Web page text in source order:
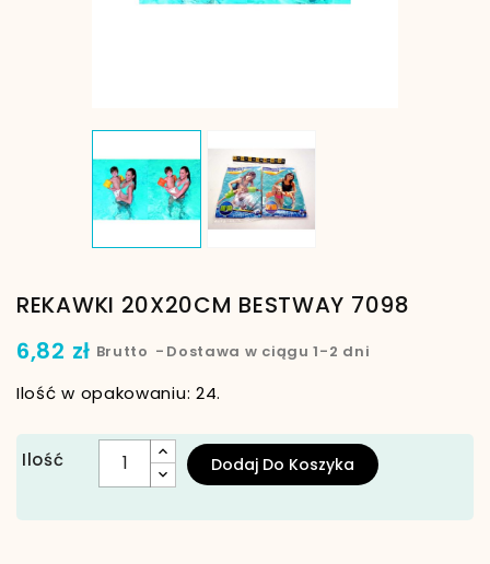
REKAWKI 20X20CM BESTWAY 7098
6,82 zł Brutto Dostawa w ciągu 1-2 dni
Ilość w opakowaniu: 24.
Ilość Dodaj Do Koszyka